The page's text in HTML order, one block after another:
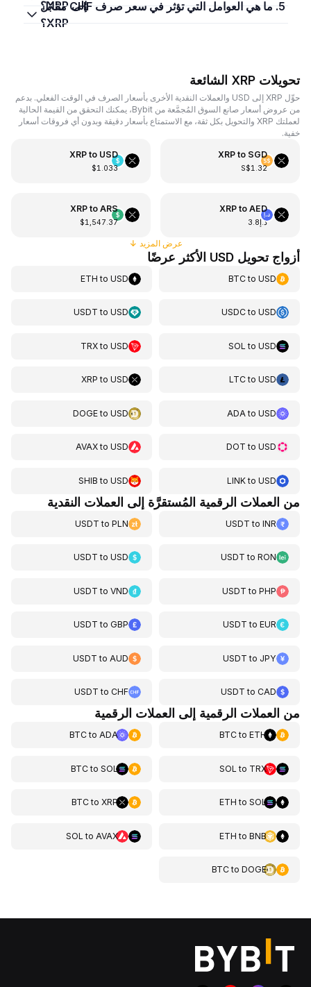
إلى XRP؟5. ما هي العوامل التي تؤثر في سعر صرف CHF مقابل
XRP؟
تحويلات XRP الشائعة
حوِّل XRP إلى USD والعملات النقدية الأخرى بأسعار الصرف في الوقت الفعلي. بدعم
من عروض أسعار صانع السوق المُجمَّعة من Bybit، يمكنك التحقق من القيمة الحالية
لعملتك XRP والتحويل بكل ثقة، مع الاستمتاع بأسعار دقيقة وبدون أي فروقات أسعار
خفية.
XRP to SGD
S$1.32
XRP to USD
$1.033
XRP toAED
د.إ3.8
XRP toARS
$1,547.37
عرض المزيد ↓
أزواج تحويل USD الأكثر عرضًا
BTCtoUSD
ETH toUSD
USDCtoUSD
USDT toUSD
SOL toUSD
TRXtoUSD
LTCtoUSD
XRP toUSD
ADA toUSD
DOGEtoUSD
DOT toUSD
AVAXtoUSD
LINKtoUSD
SHIB toUSD
من العملات الرقمية المُستقرَّة إلى العملات النقدية
USDT toINR
USDT toPLN
USDT toRON
USDT toUSD
USDT toPHP
USDT toVND
USDT toEUR
USDT toGBP
USDT toJPY
USDT to AUD
USDT toCAD
USDT toCHF
من العملات الرقمية إلى العملات الرقمية
BTCtoETH
BTCtoADA
SOL to TRX
BTCtoSOL
ETH toSOL
BTCtoXRP
ETH toBNB
SOL toAVAX
BTCtoDOGE